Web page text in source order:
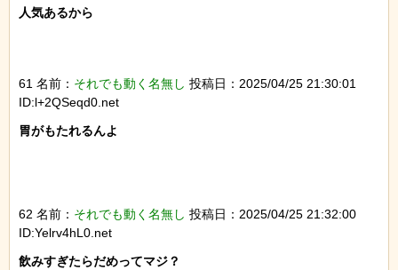
人気あるから
61 名前： それでも動く名無し 投稿日：2025/04/25 21:30:01
ID:l+2QSeqd0.net
胃がもたれるんよ
62 名前： それでも動く名無し 投稿日：2025/04/25 21:32:00
ID:Yelrv4hL0.net
飲みすぎたらだめってマジ？